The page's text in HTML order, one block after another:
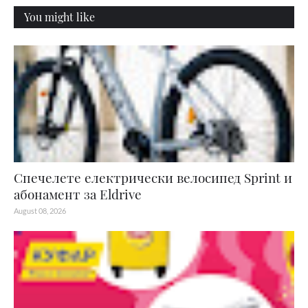
You might like
Спечелете електрически велосипед Sprint и
абонамент за Eldrive
August 08, 2026